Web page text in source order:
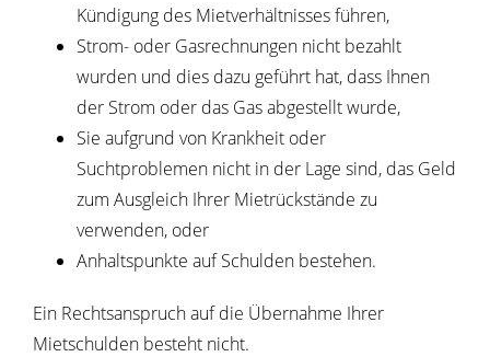
Kündigung des Mietverhältnisses führen,
Strom- oder Gasrechnungen nicht bezahlt
wurden und dies dazu geführt hat, dass Ihnen
der Strom oder das Gas abgestellt wurde,
Sie aufgrund von Krankheit oder
Suchtproblemen nicht in der Lage sind, das Geld
zum Ausgleich Ihrer Mietrückstände zu
verwenden, oder
Anhaltspunkte auf Schulden bestehen.
Ein Rechtsanspruch auf die Übernahme Ihrer
Mietschulden besteht nicht.